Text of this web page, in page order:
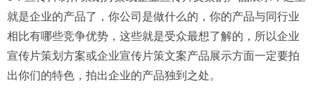
就是企业的产品了，你公司是做什么的，你的产品与同行业
相比有哪些竞争优势，这些就是受众最想了解的，所以企业
宣传片策划方案或企业宣传片策文案产品展示方面一定要拍
出你们的特色，拍出企业的产品独到之处。